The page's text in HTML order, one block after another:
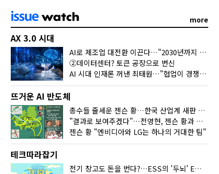
more
AX 3.0 시대
AI로 제조업 대전환 이끈다…"2030년까지 민관합동 20조 투자"
②데이터센터? 토큰 공장으로 변신
AI 시대 인재론 꺼낸 최태원…"협업이 경쟁력"
뜨거운 AI 반도체
총수들 줄세운 젠슨 황…한국 산업계 새판 짰다
"결과로 보여주겠다"…전영현, 젠슨 황과 HBM5 논의
젠슨 황 "엔비디아와 LG는 하나의 거대한 팀"
테크따라잡기
전기 창고도 돈을 번다?…ESS의 '두뇌' EMO가 뭐길래